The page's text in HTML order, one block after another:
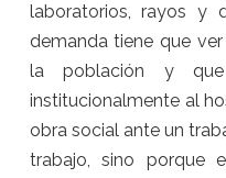
laboratorios, rayos y
demanda tiene que
la población y
institucionalmente al
obra social ante un
trabajo, sino porque